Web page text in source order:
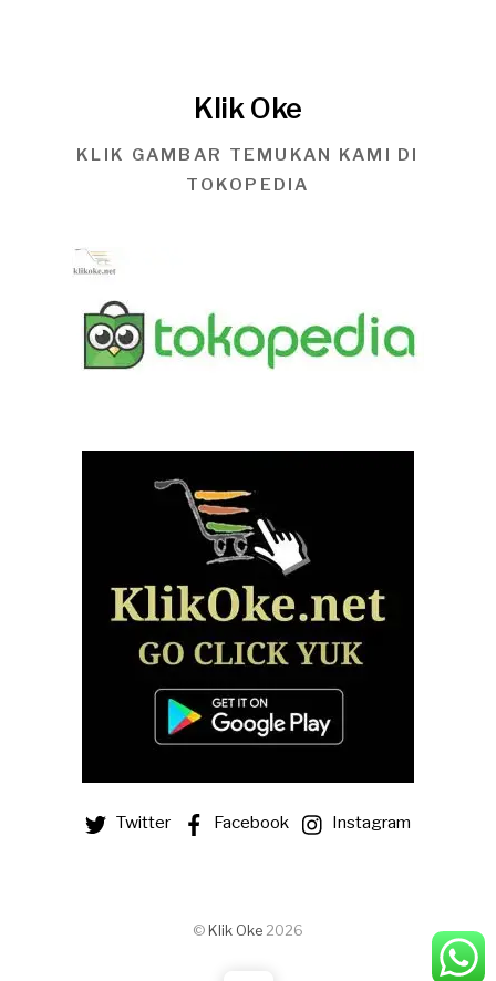
BATIK TULIS LASEM
Klik Oke
KLIK GAMBAR TEMUKAN KAMI DI
TOKOPEDIA
Twitter Facebook Instagram
© Klik Oke 2026